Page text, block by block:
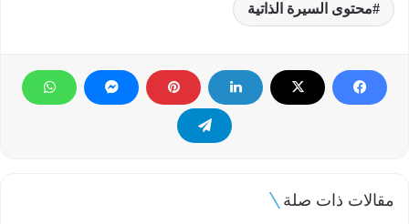
محتوى السيرة الذاتية
مقالات ذات صلة